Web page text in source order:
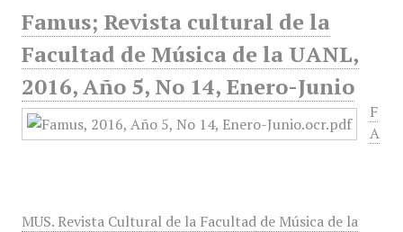
Famus; Revista cultural de la
Facultad de Música de la UANL,
2016, Año 5, No 14, Enero-Junio
F
A
MUS. Revista Cultural de la Facultad de Música de la